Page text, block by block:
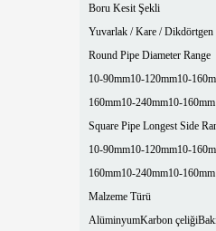
Boru Kesit Şekli
Yuvarlak / Kare / Dikdörtgen
Round Pipe Diameter Range
10-90mm10-120mm10-
160mm10-240mm10-160mm
Square Pipe Longest Side
10-90mm10-120mm10-
160mm10-240mm10-160mm
Malzeme Türü
AlüminyumKarbon çeliği